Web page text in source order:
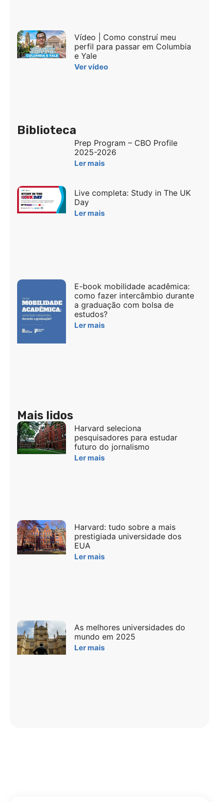
Vídeo | Como construí meu
perfil para passar em Columbia
e Yale
Ver vídeo
Biblioteca
Prep Program – CBO Profile
2025-2026
Ler mais
Live completa: Study in The UK
Day
Ler mais
E-book mobilidade acadêmica:
como fazer intercâmbio durante
a graduação com bolsa de
estudos?
Ler mais
Mais lidos
Harvard seleciona
pesquisadores para estudar
futuro do jornalismo
Ler mais
Harvard: tudo sobre a mais
prestigiada universidade dos
EUA
Ler mais
As melhores universidades do
mundo em 2025
Ler mais